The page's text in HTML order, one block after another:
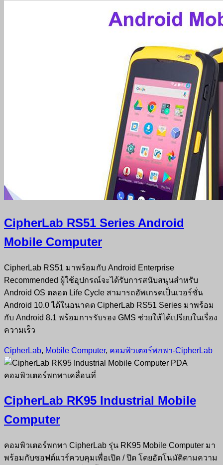
CipherLab RS51 Series Android
Mobile Computer
CipherLab RS51 มาพร้อมกับ Android Enterprise
Recommended ผู้ใช้อุปกรณ์จะได้รับการสนับสนุนสำหรับ
Android OS ตลอด Life Cycle สามารถอัพเกรดเป็นเวอร์ชั่น
Android 10.0 ได้ในอนาคต CipherLab RS51 Series มาพร้อม
กับ Android 8.1 พร้อมการรับรอง GMS ช่วยให้ได้เปรียบในเรื่อง
ความเร็ว
CipherLab, Mobile Computer, คอมพิวเตอร์พกพา-CipherLab
CipherLab RK95 Industrial Mobile
Computer
คอมพิวเตอร์พกพา CipherLab รุ่น RK95 Mobile Computer มา
พร้อมกับซอฟต์แวร์ควบคุมเพื่อเปิด / ปิด โดยอัตโนมัติตามความ